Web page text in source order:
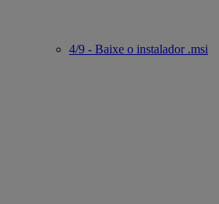
4/9 - Baixe o instalador .msi